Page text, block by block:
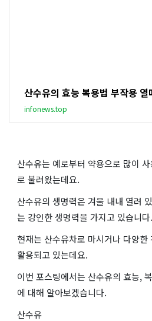
산수유의 효능 복용법 부작용 열
infonews.top
산수유는 예로부터 약용으로 많이
로 불려왔는데요.
산수유의 생명력은 겨울 내내 열려
는 강인한 생명력을 가지고 있습니다.
현재는 산수유차로 마시거나 다양한
활용되고 있는데요.
이번 포스팅에서는 산수유의 효능,
에 대해 알아보겠습니다.
산수유